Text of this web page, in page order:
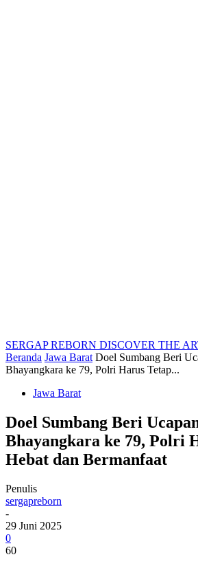
SERGAP REBORN DISCOVER THE
Beranda Jawa Barat Doel Sumbang Beri
Bhayangkara ke 79, Polri Harus Tetap...
Jawa Barat
Doel Sumbang Beri
Bhayangkara ke 79, Polri
Hebat dan Bermanfaat
Penulis
sergapreborn
-
29 Juni 2025
0
60